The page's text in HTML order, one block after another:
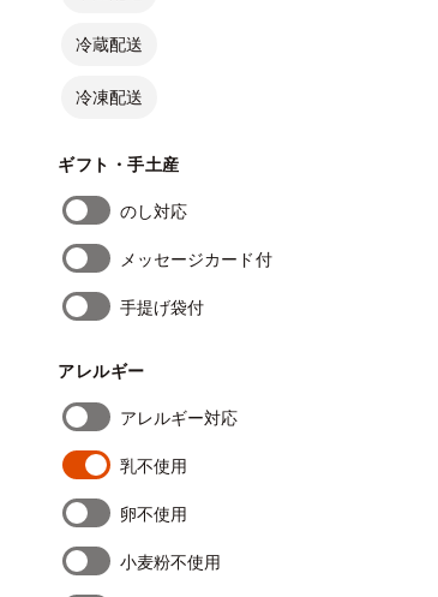
冷蔵配送
冷凍配送
ギフト・手土産
のし対応
メッセージカード付
手提げ袋付
アレルギー
アレルギー対応
乳不使用
卵不使用
小麦粉不使用